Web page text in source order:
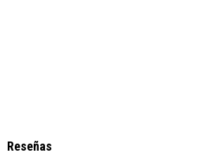
Reseñas